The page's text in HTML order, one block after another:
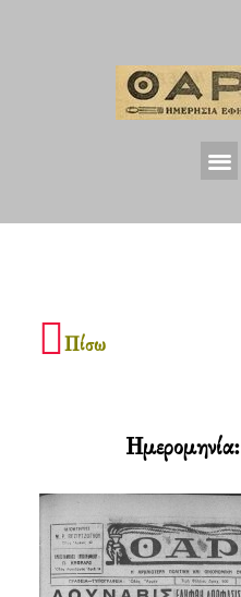
Πίσω
Ημερομηνία: